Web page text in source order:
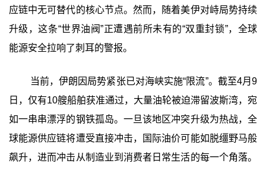
应链中无可替代的核心节点。然而，随着美伊对峙局势持续
升级，这条“世界油阀”正遭遇前所未有的“双重封锁”，全球
能源安全拉响了刺耳的警报。
当前，伊朗因局势紧张已对海峡实施“限流”。截至4月9
日，仅有10艘船舶获准通过，大量油轮被迫滞留波斯湾，宛
如一串串漂浮的钢铁孤岛。一旦该地区冲突升级为热战，全
球能源供应链将遭受直接冲击，国际油价可能如脱缰野马般
飙升，进而冲击从制造业到消费者日常生活的每一个角落。